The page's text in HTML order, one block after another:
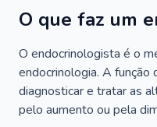
O que faz um
O endocrinologista é o
endocrinologia. A função
diagnosticar e tratar as
pelo aumento ou pela